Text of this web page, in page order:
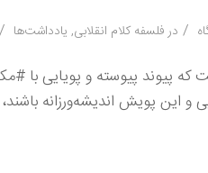
/ در فلسفه کلام انقلابی, یادداشت‌ها /
كه پیوند پیوسته و پویایی با
و این پویش اندیشه‌ورزانه